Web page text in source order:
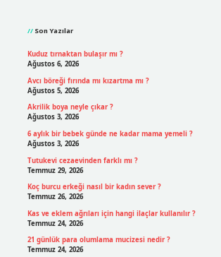
Son Yazılar
Kuduz tırnaktan bulaşır mı ?
Ağustos 6, 2026
Avcı böreği fırında mı kızartma mı ?
Ağustos 5, 2026
Akrilik boya neyle çıkar ?
Ağustos 3, 2026
6 aylık bir bebek günde ne kadar mama yemeli ?
Ağustos 3, 2026
Tutukevi cezaevinden farklı mı ?
Temmuz 29, 2026
Koç burcu erkeği nasıl bir kadın sever ?
Temmuz 26, 2026
Kas ve eklem ağrıları için hangi ilaçlar kullanılır ?
Temmuz 24, 2026
21 günlük para olumlama mucizesi nedir ?
Temmuz 24, 2026